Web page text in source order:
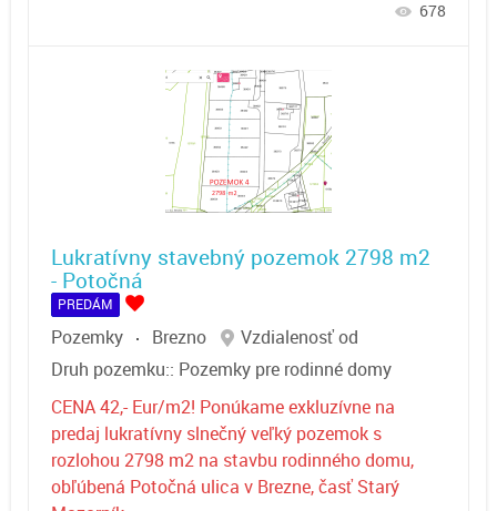
678
Lukratívny stavebný pozemok 2798 m2
- Potočná
PREDÁM
Pozemky Brezno
Vzdialenosť od
Druh pozemku:: Pozemky pre rodinné domy
CENA 42,- Eur/m2! Ponúkame exkluzívne na
predaj lukratívny slnečný veľký pozemok s
rozlohou 2798 m2 na stavbu rodinného domu,
obľúbená Potočná ulica v Brezne, časť Starý